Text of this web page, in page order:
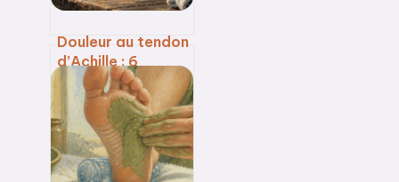
Douleur au tendon
d’Achille : 6
semaines de
protocole pour
guérir et 3 erreurs
à éviter